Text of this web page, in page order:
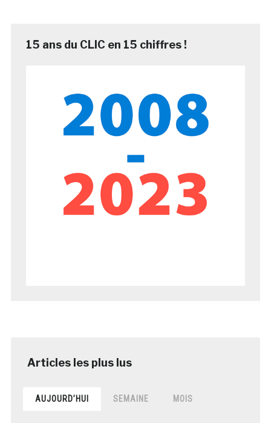
15 ans du CLIC en 15 chiffres !
AUJOURD’HUI SEMAINE MOIS